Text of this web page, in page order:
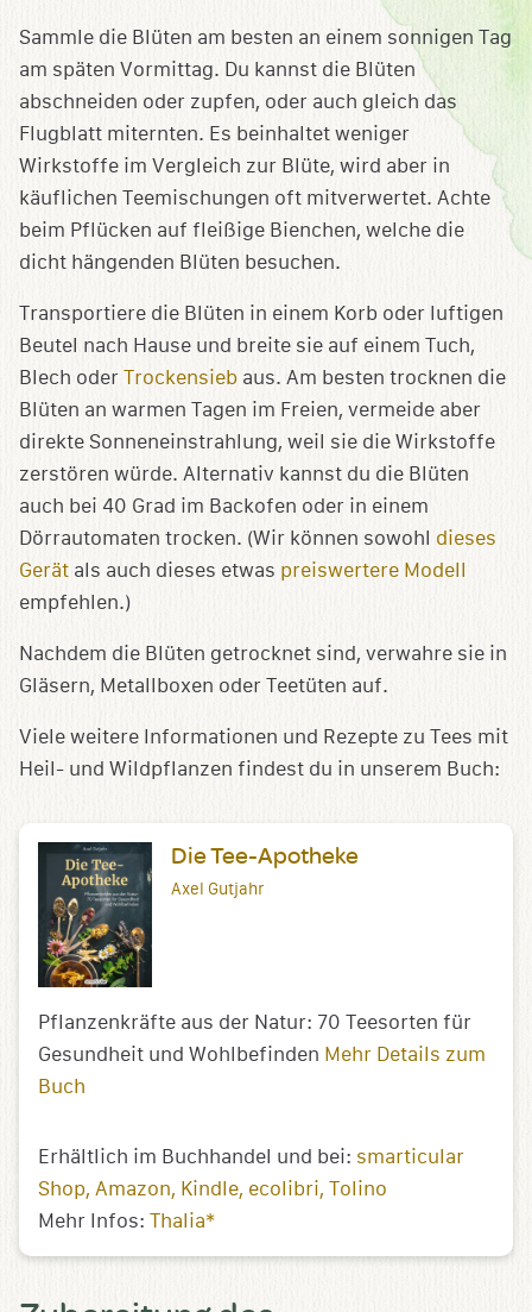
Sammle die Blüten am besten an einem sonnigen Tag
am späten Vormittag. Du kannst die Blüten
abschneiden oder zupfen, oder auch gleich das
Flugblatt miternten. Es beinhaltet weniger
Wirkstoffe im Vergleich zur Blüte, wird aber in
käuflichen Teemischungen oft mitverwertet. Achte
beim Pflücken auf fleißige Bienchen, welche die
dicht hängenden Blüten besuchen.
Transportiere die Blüten in einem Korb oder luftigen
Beutel nach Hause und breite sie auf einem Tuch,
Blech oder Trockensieb aus. Am besten trocknen die
Blüten an warmen Tagen im Freien, vermeide aber
direkte Sonneneinstrahlung, weil sie die Wirkstoffe
zerstören würde. Alternativ kannst du die Blüten
auch bei 40 Grad im Backofen oder in einem
Dörrautomaten trocken. (Wir können sowohl dieses
Gerät als auch dieses etwas preiswertere Modell
empfehlen.)
Nachdem die Blüten getrocknet sind, verwahre sie in
Gläsern, Metallboxen oder Teetüten auf.
Viele weitere Informationen und Rezepte zu Tees mit
Heil- und Wildpflanzen findest du in unserem Buch:
Die Tee-Apotheke
Axel Gutjahr
Pflanzenkräfte aus der Natur: 70 Teesorten für
Gesundheit und Wohlbefinden Mehr Details zum
Buch
Erhältlich im Buchhandel und bei: smarticular
Shop Amazon Kindle ecolibri Tolino
Mehr Infos: Thalia*